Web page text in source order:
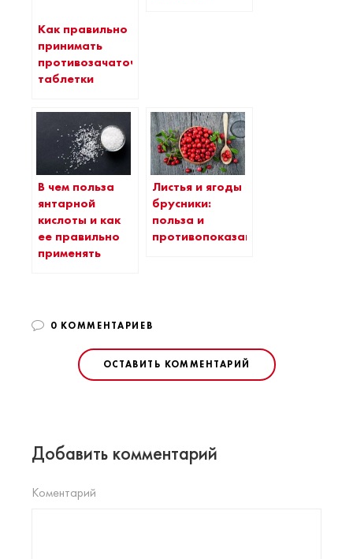
Как правильно
принимать
противозачаточные
таблетки
В чем польза
янтарной
кислоты и как
ее правильно
применять
Листья и ягоды
брусники:
польза и
противопоказания
0 КОММЕНТАРИЕВ
ОСТАВИТЬ КОММЕНТАРИЙ
Добавить комментарий
Коментарий